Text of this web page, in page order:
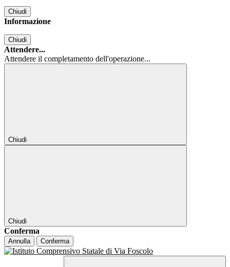
Chiudi
Informazione
Chiudi
Attendere...
Attendere il completamento dell'operazione...
Chiudi
Chiudi
Conferma
Annulla Conferma